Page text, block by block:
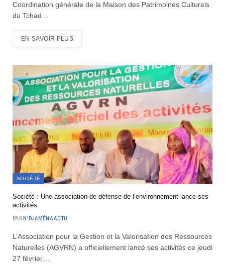
Coordination générale de la Maison des Patrimoines Culturels
du Tchad…
EN SAVOIR PLUS
SOCIÉTÉ
Société : Une association de défense de l’environnement lance ses
activités
PAR N'DJAMÉNA ACTU
L’Association pour la Gestion et la Valorisation des Ressources
Naturelles (AGVRN) a officiellement lancé ses activités ce jeudi
27 février…